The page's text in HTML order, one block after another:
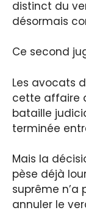
distinct du
désormais
Ce second
Les avocats
cette affaire
bataille
terminée
Mais la
pèse déjà
suprême n’a
annuler le